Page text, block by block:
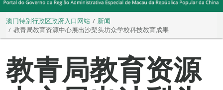
澳门特别行政区政府入口网站
新闻
教青局教育资源中心展出沙梨头坊众学校科技教育成果
教青局教育资源